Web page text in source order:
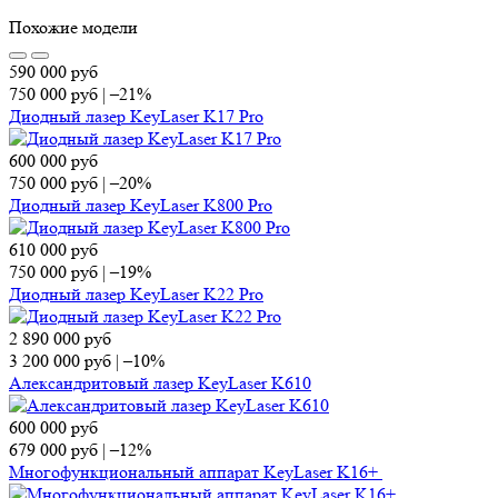
Похожие модели
590 000 руб
750 000 руб |–21%
Диодный лазер KeyLaser K17 Pro
600 000 руб
750 000 руб |–20%
Диодный лазер KeyLaser K800 Pro
610 000 руб
750 000 руб |–19%
Диодный лазер KeyLaser K22 Pro
2 890 000 руб
3 200 000 руб |–10%
Александритовый лазер KeyLaser K610
600 000 руб
679 000 руб |–12%
Многофункциональный аппарат KeyLaser K16+